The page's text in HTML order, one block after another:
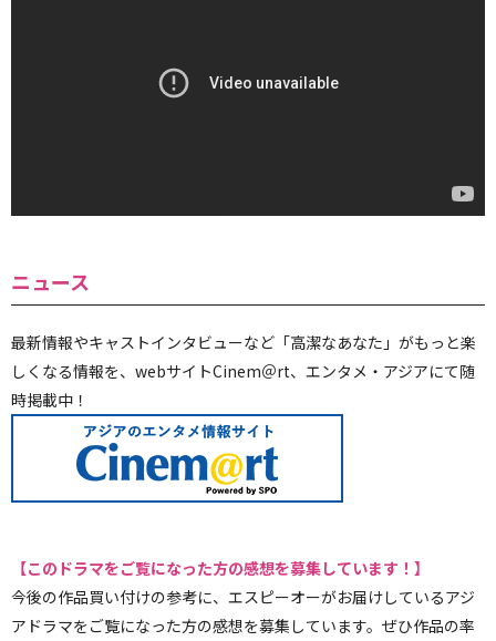
ニュース
最新情報やキャストインタビューなど「高潔なあなた」がもっと楽
しくなる情報を、webサイトCinem＠rt、エンタメ・アジアにて随
時掲載中！
【このドラマをご覧になった方の感想を募集しています！】
今後の作品買い付けの参考に、エスピーオーがお届けしているアジ
アドラマをご覧になった方の感想を募集しています。ぜひ作品の率